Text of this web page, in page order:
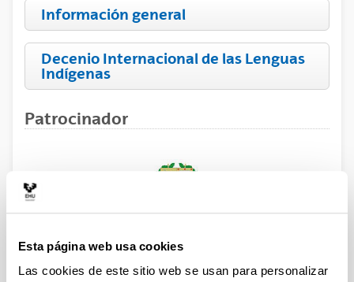
Esta página web usa cookies
Las cookies de este sitio web se usan para personalizar
Información general
Decenio Internacional de las Lenguas
Indígenas
Patrocinador